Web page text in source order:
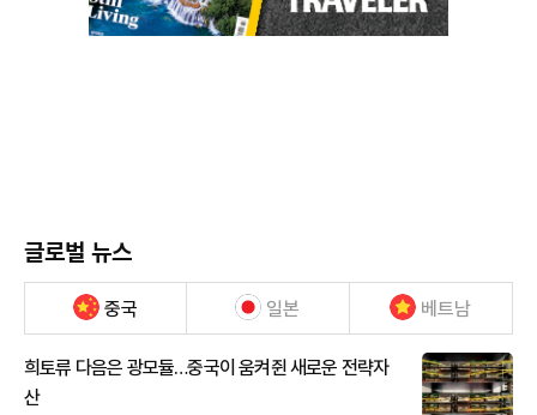
글로벌 뉴스
중국 일본 베트남
희토류 다음은 광모듈…중국이 움켜쥔 새로운 전략자
산